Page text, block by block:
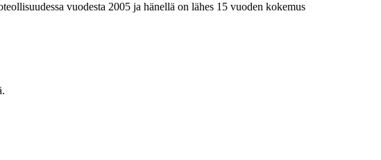
vuodesta 2005 ja hänellä on lähes 15 vuoden kokemus